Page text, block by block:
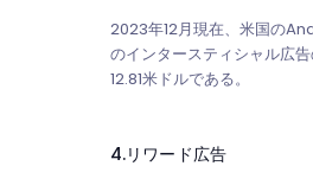
2023年12月現在、米国の
のインタースティシャル広
12.81米ドルである。
4.リワード広告